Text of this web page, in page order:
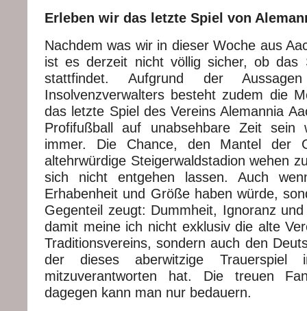
Erleben wir das letzte Spiel von
Nachdem was wir in dieser Woche aus
ist es derzeit nicht völlig sicher, ob das
stattfindet. Aufgrund der
Insolvenzverwalters besteht zudem die
das letzte Spiel des Vereins Alemannia
Profifußball auf unabsehbare Zeit sein
immer. Die Chance, den Mantel der
altehrwürdige Steigerwaldstadion wehen
sich nicht entgehen lassen. Auch
Erhabenheit und Größe haben würde,
Gegenteil zeugt: Dummheit, Ignoranz
damit meine ich nicht exklusiv die alte
Traditionsvereins, sondern auch den
der dieses aberwitzige Trauerspiel
mitzuverantworten hat. Die treuen
dagegen kann man nur bedauern.